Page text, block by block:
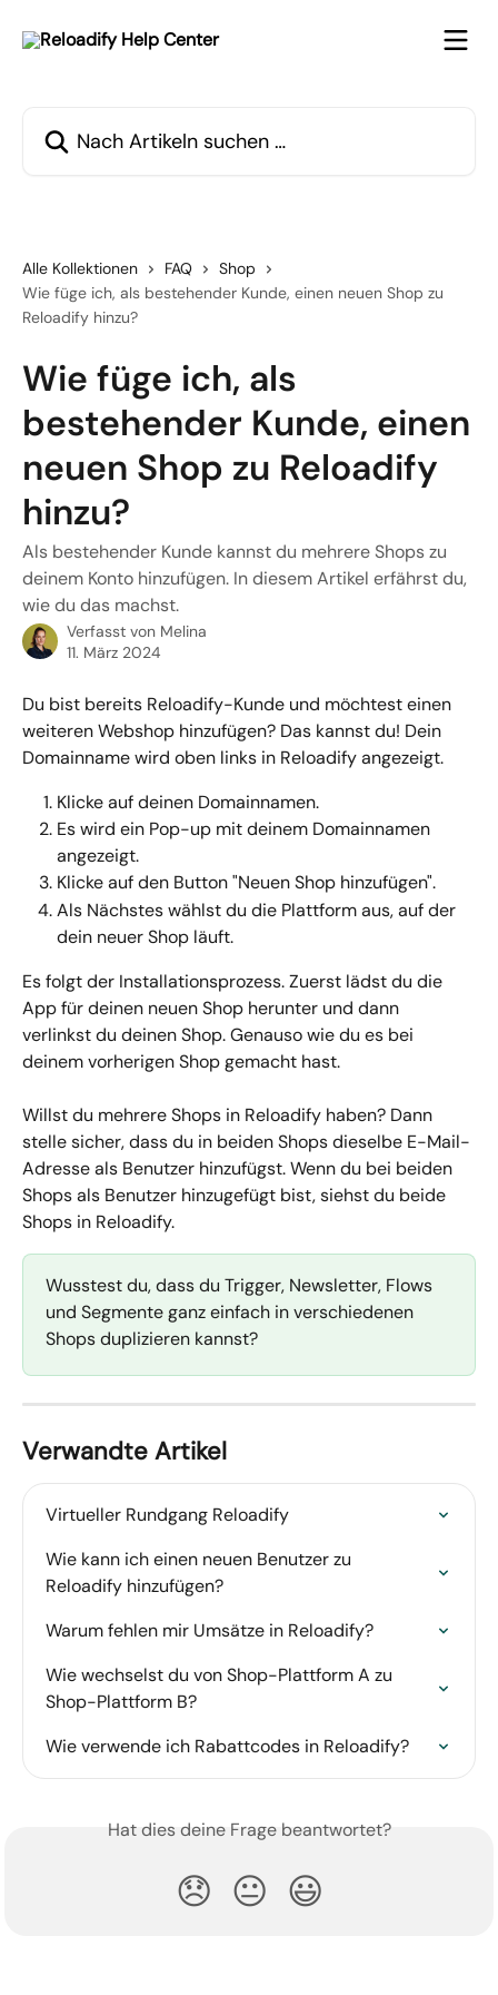
Alle Kollektionen FAQ
Shop
Wie füge ich, als bestehender Kunde, einen neuen Shop zu
Reloadify hinzu?
Wie füge ich, als
bestehender Kunde, einen
neuen Shop zu Reloadify
hinzu?
Als bestehender Kunde kannst du mehrere Shops zu
deinem Konto hinzufügen. In diesem Artikel erfährst du,
wie du das machst.
Verfasst von Melina
11. März 2024
Du bist bereits Reloadify-Kunde und möchtest einen
weiteren Webshop hinzufügen? Das kannst du! Dein
Domainname wird oben links in Reloadify angezeigt.
Klicke auf deinen Domainnamen.
Es wird ein Pop-up mit deinem Domainnamen
angezeigt.
Klicke auf den Button "Neuen Shop hinzufügen".
Als Nächstes wählst du die Plattform aus, auf der
dein neuer Shop läuft.
Es folgt der Installationsprozess. Zuerst lädst du die
App für deinen neuen Shop herunter und dann
verlinkst du deinen Shop. Genauso wie du es bei
deinem vorherigen Shop gemacht hast.
Willst du mehrere Shops in Reloadify haben? Dann
stelle sicher, dass du in beiden Shops dieselbe E-Mail-
Adresse als Benutzer hinzufügst. Wenn du bei beiden
Shops als Benutzer hinzugefügt bist, siehst du beide
Shops in Reloadify.
Wusstest du, dass du Trigger, Newsletter, Flows
und Segmente ganz einfach in verschiedenen
Shops duplizieren kannst?
Verwandte Artikel
Virtueller Rundgang Reloadify
Wie kann ich einen neuen Benutzer zu
Reloadify hinzufügen?
Warum fehlen mir Umsätze in Reloadify?
Wie wechselst du von Shop-Plattform A zu
Shop-Plattform B?
Wie verwende ich Rabattcodes in Reloadify?
Hat dies deine Frage beantwortet?
😞 😐 😃